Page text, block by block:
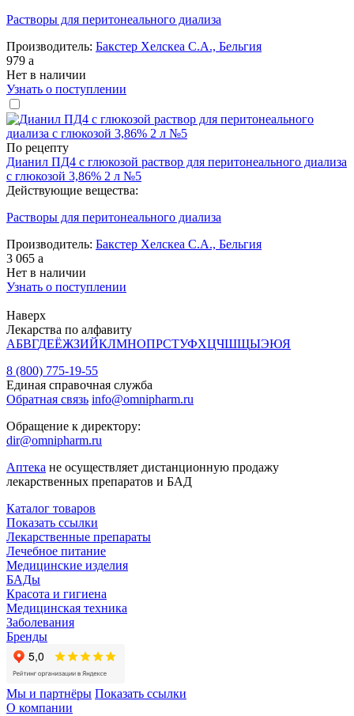
Растворы для перитонеального диализа
Производитель: Бакстер Хелскеа С.А., Бельгия
979 a
Нет в наличии
Узнать о поступлении
По рецепту
Дианил ПД4 с глюкозой раствор для перитонеального диализа
с глюкозой 3,86% 2 л №5
Действующие вещества:
Растворы для перитонеального диализа
Производитель: Бакстер Хелскеа С.А., Бельгия
3 065 a
Нет в наличии
Узнать о поступлении
Наверх
Лекарства по алфавиту
АБВГДЕЁЖЗИЙКЛМНОПРСТУФХЦЧШЩЫЭЮЯ
8 (800) 775-19-55
Единая справочная служба
Обратная связь info@omnipharm.ru
Обращение к директору:
dir@omnipharm.ru
Аптека не осуществляет дистанционную продажу
лекарственных препаратов и БАД
Каталог товаров
Показать ссылки
Лекарственные препараты
Лечебное питание
Медицинские изделия
БАДы
Красота и гигиена
Медицинская техника
Заболевания
Бренды
Мы и партнёры Показать ссылки
О компании